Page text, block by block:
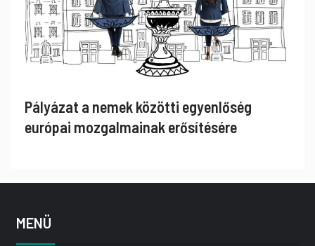
Pályázat a nemek közötti egyenlőség
európai mozgalmainak erősítésére
MENÜ